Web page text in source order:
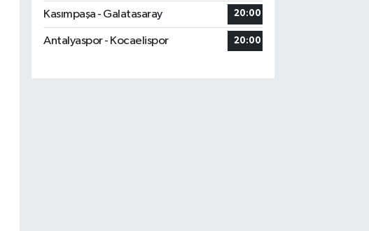
Kasımpaşa - Galatasaray 20:00
Antalyaspor - Kocaelispor 20:00